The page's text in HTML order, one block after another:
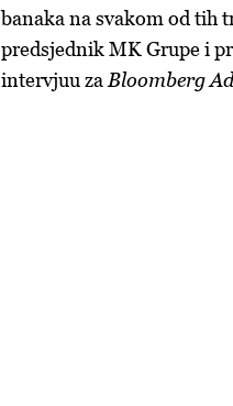
banaka na svakom od tih
predsjednik MK Grupe i
intervjuu za Bloomberg